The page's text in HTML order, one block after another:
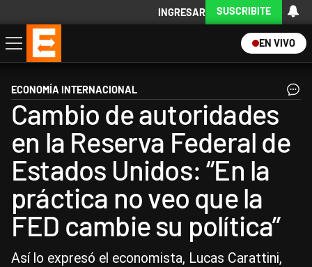
INGRESAR SUSCRIBITE
EN VIVO
Economía
Política
Internacional
Actualidad
Descargá la App
ECONOMÍA INTERNACIONAL
Cambio de autoridades
en la Reserva Federal de
Estados Unidos: “En la
práctica no veo que la
FED cambie su política”
Así lo expresó el economista, Lucas Carattini,